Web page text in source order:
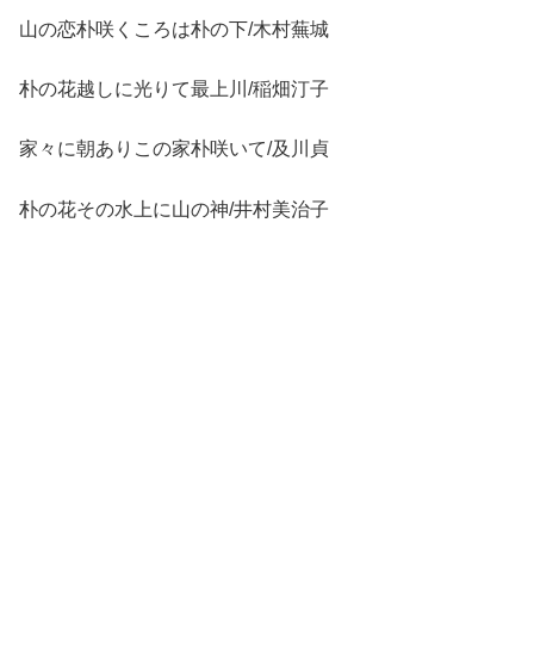
山の恋朴咲くころは朴の下/木村蕪城
朴の花越しに光りて最上川/稲畑汀子
家々に朝ありこの家朴咲いて/及川貞
朴の花その水上に山の神/井村美治子